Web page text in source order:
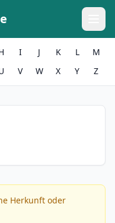
I J K L
M
V W X Y Z
Herkunft oder